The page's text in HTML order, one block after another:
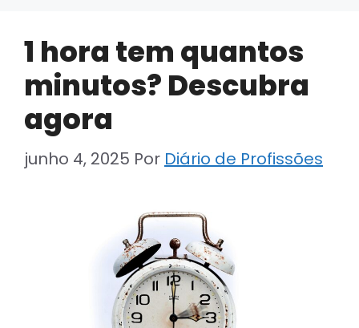
1 hora tem quantos
minutos? Descubra
agora
junho 4, 2025 Por Diário de Profissões